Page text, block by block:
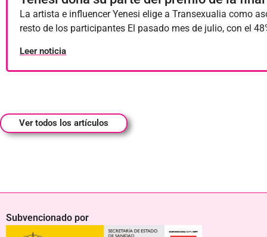
La artista e influencer Yenesi elige a Transexualia como
resto de los participantes El pasado mes de julio, con el
Leer noticia
Ver todos los artículos
Subvencionado por